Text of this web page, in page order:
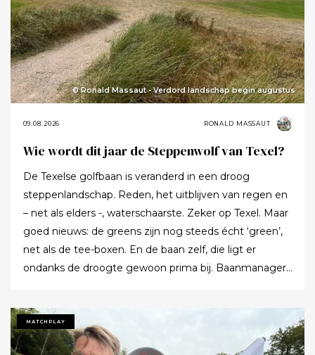
© Ronald Massaut - Verdord landschap begin augustus
09.08.2026 RONALD MASSAUT
Wie wordt dit jaar de Steppenwolf van Texel?
De Texelse golfbaan is veranderd in een droog
steppenlandschap. Reden, het uitblijven van regen en
– net als elders -, waterschaarste. Zeker op Texel. Maar
goed nieuws: de greens zijn nog steeds écht ‘green’,
net als de tee-boxen. En de baan zelf, die ligt er
ondanks de droogte gewoon prima bij. Baanmanager
noemenswaardige regen meer gevallen. Tenminste,
niet genoeg om het gras van de fairways te kunnen
MATCHPLAY